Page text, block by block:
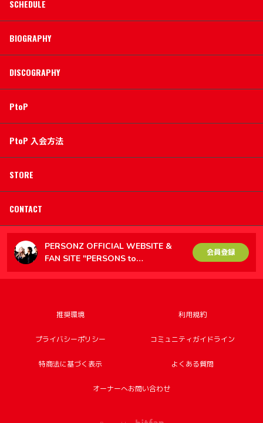
SCHEDULE
BIOGRAPHY
DISCOGRAPHY
PtoP
PtoP 入会方法
STORE
CONTACT
PERSONZ OFFICIAL WEBSITE &
FAN SITE "PERSONS to
PERSONZ（PtoP）"
会員登録
推奨環境 利用規約
プライバシーポリシー コミュニティガイドライン
特商法に基づく表示 よくある質問
オーナーへお問い合わせ